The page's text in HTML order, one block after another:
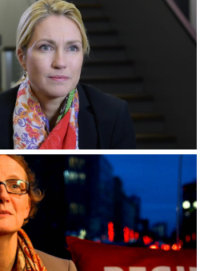
Christine Berg (FFA)